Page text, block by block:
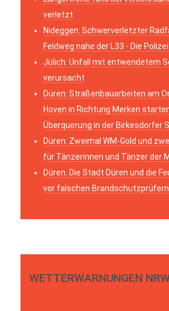
verletzt
Nideggen: Schwerverletzter
Feldweg nahe der L33 - Die
Jülich: Unfall mit entwendetem
verursacht
Düren: Straßenbauarbeiten am
Hoven in Richtung Merken
Überquerung in der Birkesdorfer
Düren: Zweimal WM-Gold und
für Tänzerinnen und Tänzer der
Düren: Die Stadt Düren und die
vor falschen Brandschutzprüfern
WETTERWARNUNGEN